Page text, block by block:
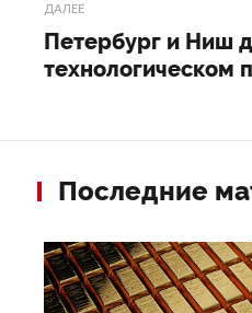
ДАЛЕЕ
Петербург и Ниш
технологическом
Последние